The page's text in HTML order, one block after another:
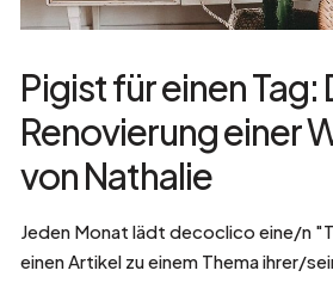
Pigist für einen Tag:
Renovierung einer
von Nathalie
Jeden Monat lädt decoclico eine/n
einen Artikel zu einem Thema ihrer/